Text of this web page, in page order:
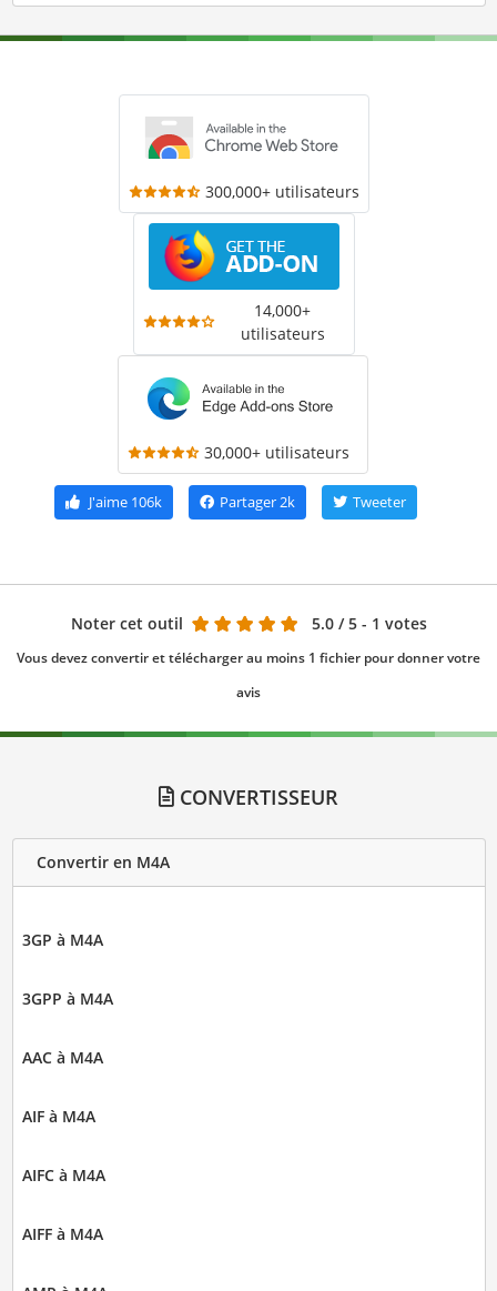
300,000+ utilisateurs
14,000+
utilisateurs
30,000+ utilisateurs
J'aime106k Partager 2k Tweeter
Noter cet outil 5.0 / 5 - 1 votes
Vous devez convertir et télécharger au moins 1 fichier pour donner votre
avis
CONVERTISSEUR
Convertir en M4A
3GP à M4A
3GPP à M4A
AAC à M4A
AIF à M4A
AIFC à M4A
AIFF à M4A